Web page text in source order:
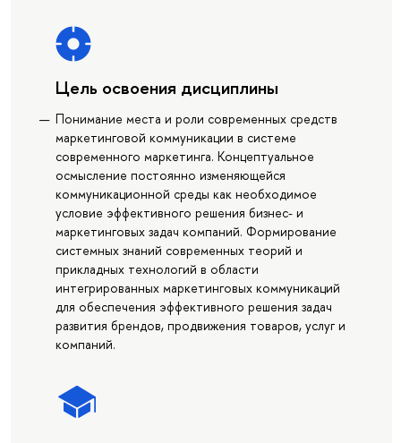
Цель освоения дисциплины
Понимание места и роли современных средств
маркетинговой коммуникации в системе
современного маркетинга. Концептуальное
осмысление постоянно изменяющейся
коммуникационной среды как необходимое
условие эффективного решения бизнес- и
маркетинговых задач компаний. Формирование
системных знаний современных теорий и
прикладных технологий в области
интегрированных маркетинговых коммуникаций
для обеспечения эффективного решения задач
развития брендов, продвижения товаров, услуг и
компаний.